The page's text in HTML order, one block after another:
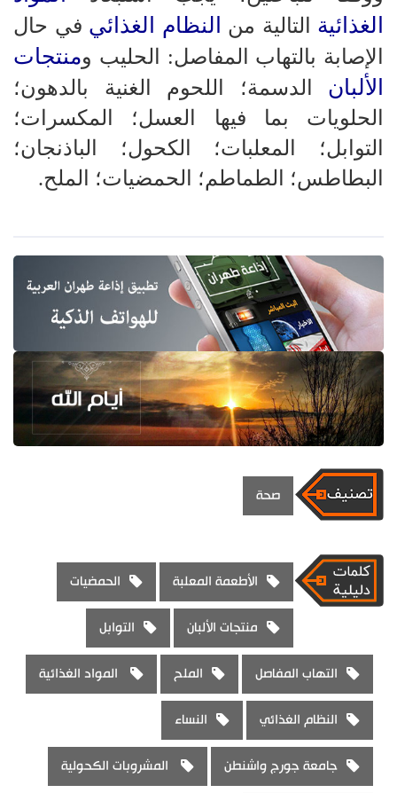
الغذائية التالية من النظام الغذائي في حال
الإصابة بالتهاب المفاصل: الحليب ومنتجات
الألبان الدسمة؛ اللحوم الغنية بالدهون؛
الحلويات بما فيها العسل؛ المكسرات؛
التوابل؛ المعلبات؛ الكحول؛ الباذنجان؛
البطاطس؛ الطماطم؛ الحمضيات؛ الملح.
صحة
الأطعمة المعلبة الحمضيات
منتجات الألبان التوابل
التهاب المفاصل الملح المواد الغذائية
النظام الغذائي النساء
جامعة جورج واشنطن المشروبات الكحولية